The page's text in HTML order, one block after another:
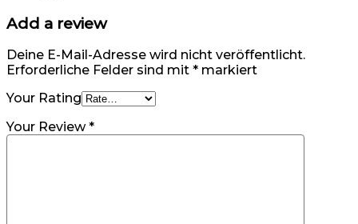
Add a review
Deine E-Mail-Adresse wird nicht veröffentlicht.
Erforderliche Felder sind mit * markiert
Your Rating
Your Review*